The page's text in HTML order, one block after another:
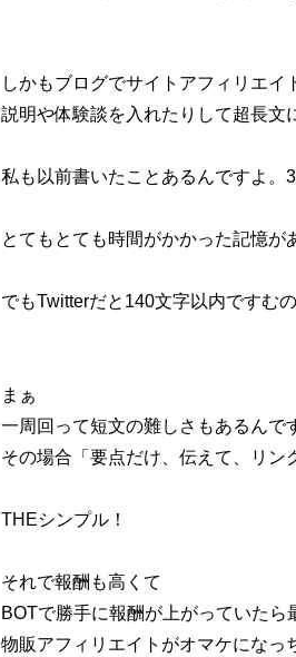
しかもブログでサイトアフィリエイ
説明や体験談を入れたりして超長文
私も以前書いたことあるんですよ
とてもとても時間がかかった記憶が
でもTwitterだと140文字以内ですむ
まぁ
一周回って短文の難しさもあるんで
その場合「要点だけ、伝えて、リン
THEシンプル！
それで報酬も高くて
BOTで勝手に報酬が上がっていたら
物販アフィリエイトがオマケになっ